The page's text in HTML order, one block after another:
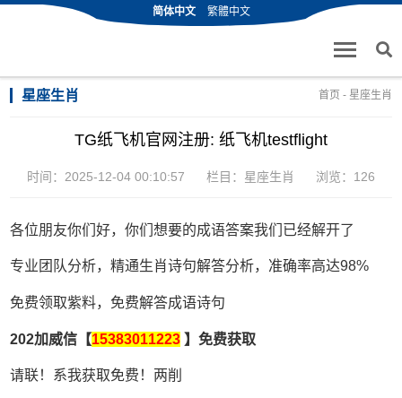
简体中文 繁體中文
星座生肖 首页 - 星座生肖
TG纸飞机官网注册: 纸飞机testflight
时间：2025-12-04 00:10:57 栏目： 星座生肖 浏览：126
各位朋友你们好，你们想要的成语答案我们已经解开了
专业团队分析，精通生肖诗句解答分析，准确率高达98%
免费领取紫料，免费解答成语诗句
202加威信【15383011223 】免费获取
请联！系我获取免费！两削